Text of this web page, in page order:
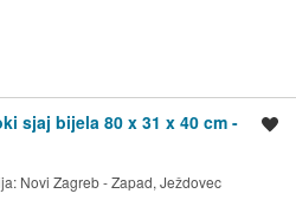
sjaj bijela 80 x 31 x 40 cm -
Novi Zagreb - Zapad, Ježdovec